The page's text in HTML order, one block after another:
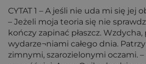
CYTAT 1 – A jeśli nie uda mi się jej
– Jeżeli moja teoria się nie
kończy zapinać płaszcz. Wzdycha,
wydarze¬niami całego dnia.
zimnymi, szarozielonymi oczami.